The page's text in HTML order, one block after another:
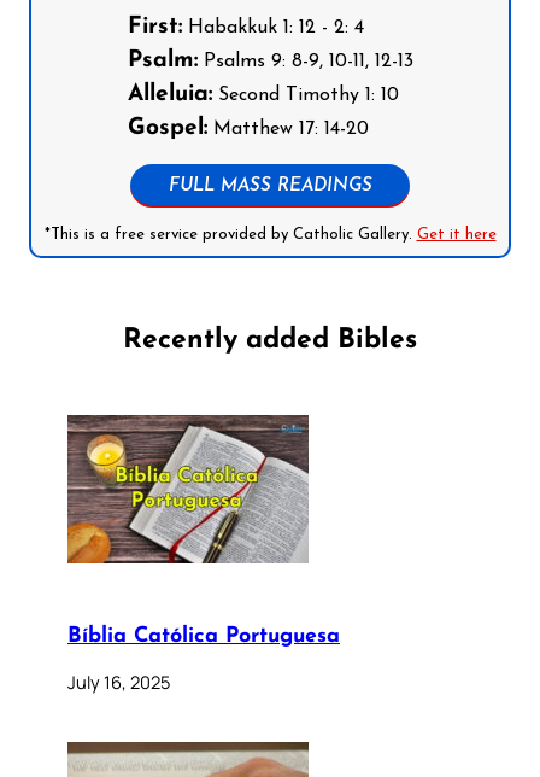
First:Habakkuk 1: 12 - 2: 4
Psalm:Psalms 9: 8-9, 10-11, 12-13
Alleluia:Second Timothy 1: 10
Gospel:Matthew 17: 14-20
FULL MASS READINGS
*This is a free service provided by Catholic Gallery. Get it here
Recently added Bibles
Bíblia Católica Portuguesa
July 16, 2025